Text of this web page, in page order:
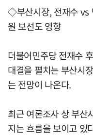
◇부산시장, 전재수 vs
원 보선도 영향
더불어민주당 전재수
대결을 펼치는 부산시
는 전망이 나온다.
최근 여론조사 상 부산
지는 흐름을 보이고 있